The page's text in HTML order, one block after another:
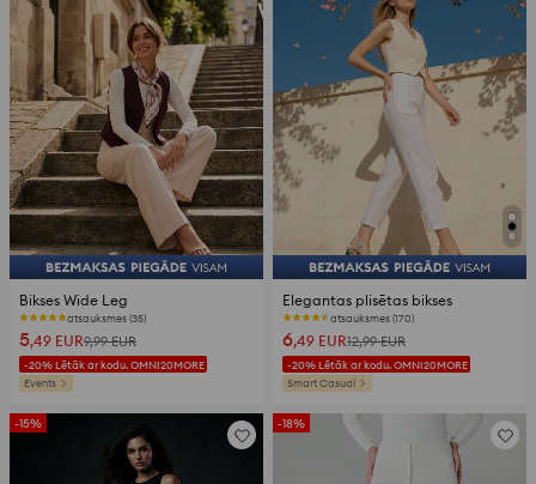
Bikses Wide Leg
atsauksmes (35)
5,49 EUR9,99 EUR
-20% Lētāk ar kodu. OMNI20MORE
Events
Elegantas plisētas bikses
atsauksmes (170)
6,49 EUR12,99 EUR
-20% Lētāk ar kodu. OMNI20MORE
Smart Casual
-15% -18%